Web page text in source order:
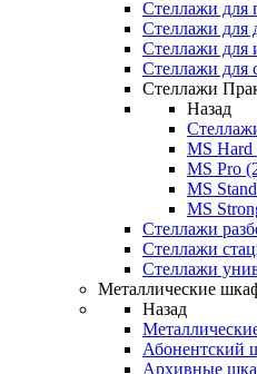
Стеллажи для
Стеллажи для
Стеллажи для
Стеллажи для
Стеллажи
Назад
MS Hard
MS Pro
MS
MS
Стеллажи
Стеллажи
Стеллажи
Металлические
Назад
Абонентский
Архивные